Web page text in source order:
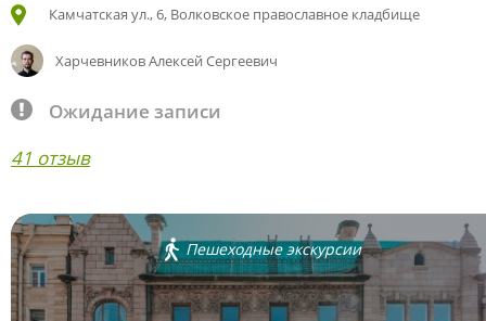
Камчатская ул., 6, Волковское православное кладбище
Харчевников Алексей Сергеевич
Ожидание записи
41 отзыв
Пешеходные экскурсии